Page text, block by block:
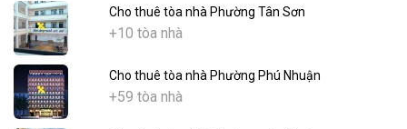
Cho thuê tòa nhà Phường Tân Sơn
+10 tòa nhà
Cho thuê tòa nhà Phường Phú Nhuận
+59 tòa nhà